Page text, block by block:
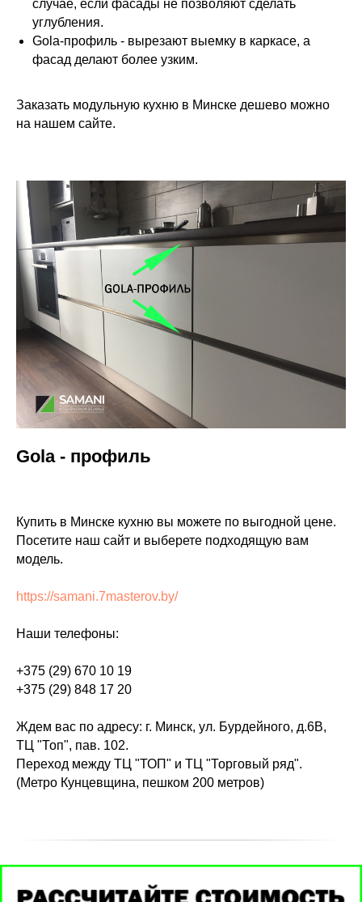
случае, если фасады не позволяют сделать
углубления.
Gola-профиль - вырезают выемку в каркасе, а
фасад делают более узким.
Заказать модульную кухню в Минске дешево можно
на нашем сайте.
Gola - профиль
Купить в Минске кухню вы можете по выгодной цене.
Посетите наш сайт и выберете подходящую вам
модель.
https://samani.7masterov.by/
Наши телефоны:
+375 (29) 670 10 19
+375 (29) 848 17 20
Ждем вас по адресу: г. Минск, ул. Бурдейного, д.6В,
ТЦ "Топ", пав. 102.
Переход между ТЦ "ТОП" и ТЦ "Торговый ряд".
(Метро Кунцевщина, пешком 200 метров)